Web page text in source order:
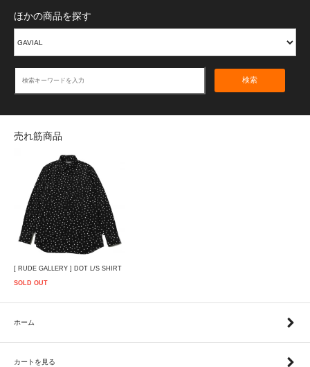
ほかの商品を探す
検索
売れ筋商品
[ RUDE GALLERY ] DOT L/S SHIRT
SOLD OUT
ホーム
カートを見る